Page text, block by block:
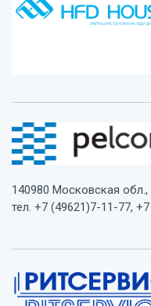
140980 Московская
тел. +7 (49621)7-11-77,